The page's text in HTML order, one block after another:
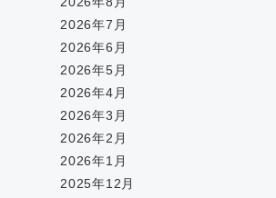
2026年7月
2026年6月
2026年5月
2026年4月
2026年3月
2026年2月
2026年1月
2025年12月